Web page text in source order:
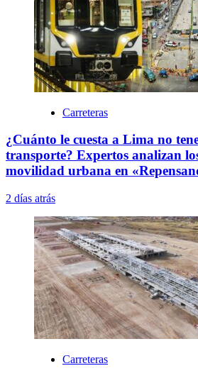
Carreteras
¿Cuánto le cuesta a Lima no
transporte? Expertos analizan
movilidad urbana en
2 días atrás
Carreteras